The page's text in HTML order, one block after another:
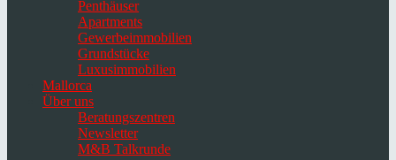
Penthäuser
Apartments
Gewerbeimmobilien
Grundstücke
Luxusimmobilien
Mallorca
Über uns
Beratungszentren
Newsletter
M&B Talkrunde